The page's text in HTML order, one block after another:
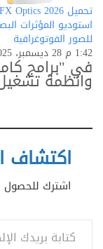
استوديو المؤثرات
للصور الفوتوغرافية
1:42 م 28 ديسمبر، 2025
في "برامج
وانظمة
اكتشاف
اشترك للحصول
كتابة بريدك الإلكتروني...